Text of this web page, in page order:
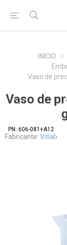
INICIO
Vaso de
Vaso de
PN: 606-081+A12
Fabricante: Vitlab